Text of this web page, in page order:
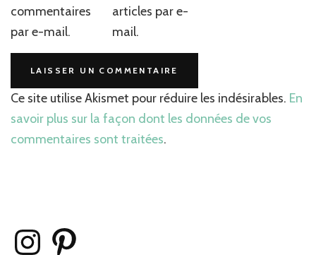
commentaires
par e-mail.
articles par e-
mail.
Ce site utilise Akismet pour réduire les indésirables. En
savoir plus sur la façon dont les données de vos
commentaires sont traitées.
InstagramPinterest